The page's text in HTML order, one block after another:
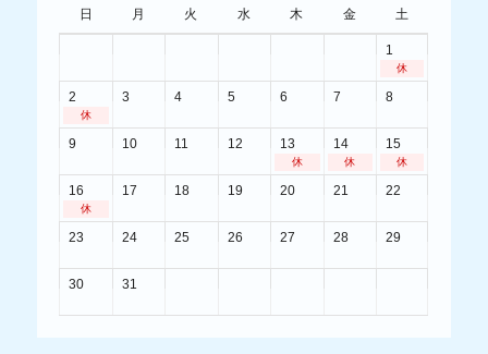
日 月 火 水 木 金 土
1
休
2
休
3 4 5 6 7 8
9 10 11 12 13
休
14
休
15
休
16
休
17 18 19 20 21 22
23 24 25 26 27 28 29
30 31